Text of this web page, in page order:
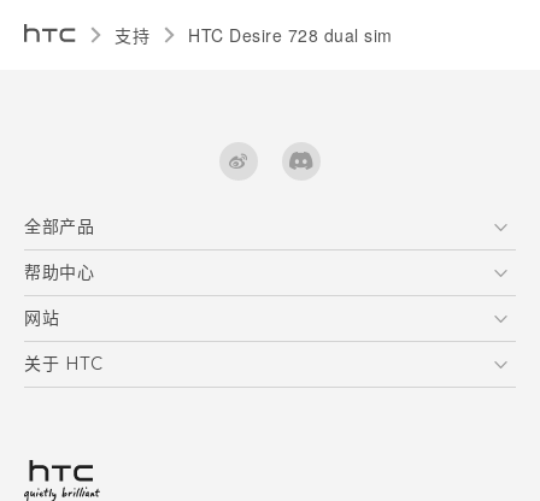
支持 HTC Desire 728 dual sim‎
全部产品
区块链智能手机
帮助中心
在线客服
产品保固说明
网站
HTC Dev
关于 HTC
投资人